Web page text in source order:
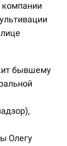
компании
бывшему
Олегу